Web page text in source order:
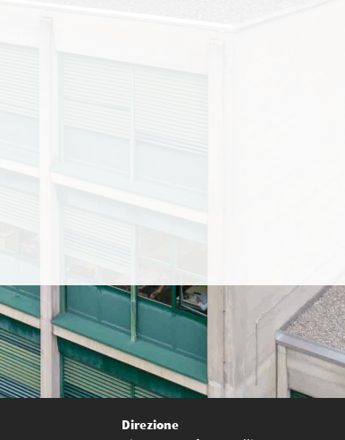
Direzione